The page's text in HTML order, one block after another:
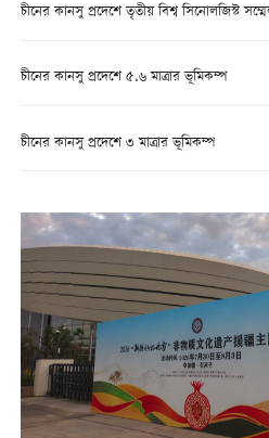
চীনের কানসু প্রদেশে তৃতীয় বিশ্ব সিনোলজিস্ট
চীনের কানসু প্রদেশে ৫.৬ মাত্রার ভূমিকম্প
চীনের কানসু প্রদেশে ৩ মাত্রার ভূমিকম্প